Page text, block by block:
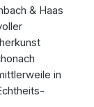
& Haas
in